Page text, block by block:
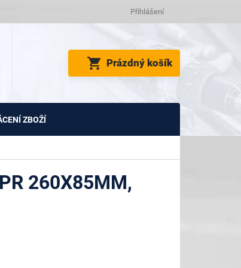
Přihlášení
NÁKUPNÍ
KOŠÍK
Prázdný košík
ZBOŽÍ
260X85MM,